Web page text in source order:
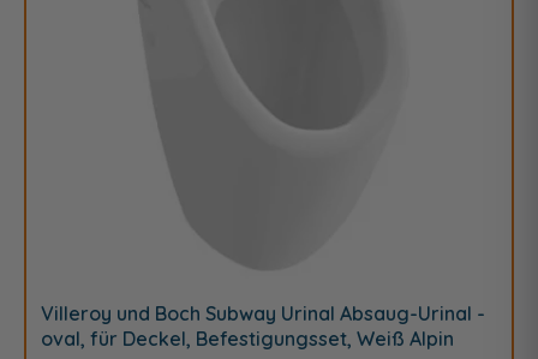
Villeroy und Boch Subway Urinal Absaug-Urinal -
oval, für Deckel, Befestigungsset, Weiß Alpin